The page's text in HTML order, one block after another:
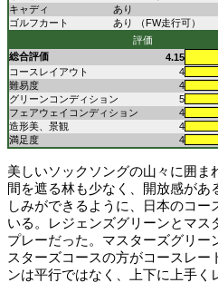
キャディ
あり
ゴルフカート
あり （FW走行可）
評価
総合評価
4.15
コースレイアウト
4
難易度
4
グリーンコンディション
5
フェアウェイコンディション
4
造形美、景観
4
満足度
4
美しいソックソングの山々に囲
間を遮る林も少なく、開放感が
しみができるように、日本のコ
いる。レジェンズグリーンとマ
プレーだった。マスターズグリ
スターズコースの方がコースレ
ンは平行ではなく、上下に上手